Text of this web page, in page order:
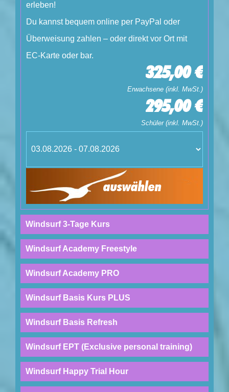
erleben!
Du kannst bequem online per PayPal oder
Überweisung zahlen – oder direkt vor Ort mit
EC-Karte oder bar.
325,00 €
Erwachsene (inkl. MwSt.)
295,00 €
Schüler (inkl. MwSt.)
auswählen
Windsurf 3-Tage Kurs
Windsurf Academy Freestyle
Windsurf Academy PRO
Windsurf Basis Kurs PLUS
Windsurf Basis Refresh
Windsurf EPT (Exclusive personal training)
Windsurf Happy Trial Hour